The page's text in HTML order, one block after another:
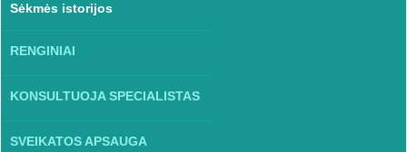
Sėkmės istorijos
RENGINIAI
KONSULTUOJA SPECIALISTAS
SVEIKATOS APSAUGA